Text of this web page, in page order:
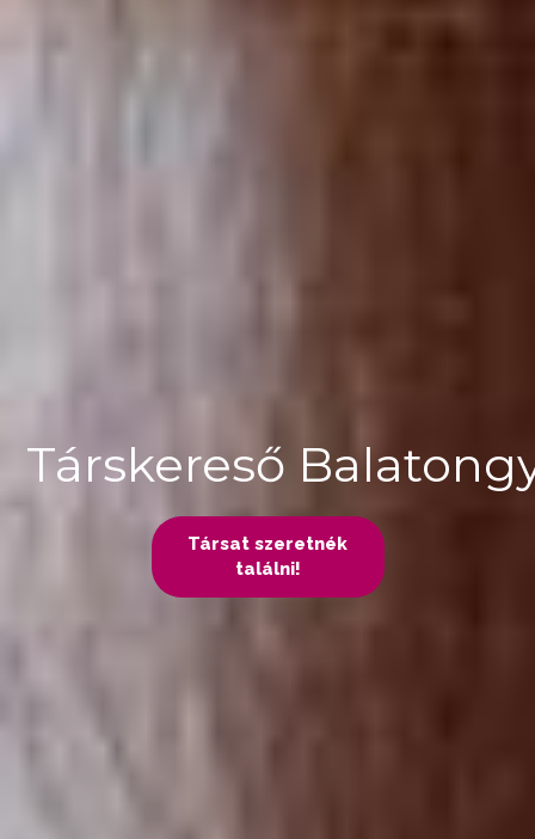
Társat szeretnék
találni!
Társkereső